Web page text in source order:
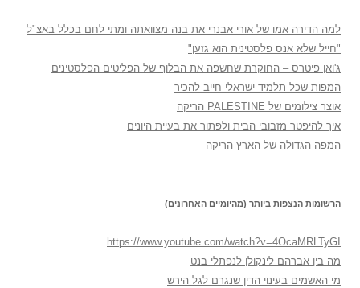
למה הדירה אמו של אורי אבנרי את בנה מצוואתה ומתי לחם בכלל באצ"ל
"חייל שלא אנס פלסטינית הוא גזען"
ג'ואן פיטרס – החוקרת שחשפה את הבלוף של הפליטים הפלסטינים
המפות שכל תלמיד ישראלי חייב להכיר
אוצר צילומים של PALESTINE הריקה
איך להיפטר מזבובי הבית ולפתור את בעיית היונים
המפה הגדולה של הארץ הריקה
הרשומות הנצפות ביותר (מהיומיים האחרונים)
https://www.youtube.com/watch?v=4OcaMRLTyGI
מה בין אברהם לינקולן לנפתלי בנט
מי האשמים בעינוי הדין שנגרם לגל הירש